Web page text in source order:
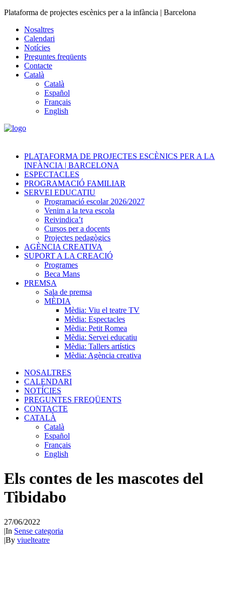
Plataforma de projectes escènics per a la infància | Barcelona
Nosaltres
Calendari
Notícies
Preguntes freqüents
Contacte
Català
Català
Español
Français
English
PLATAFORMA DE PROJECTES ESCÈNICS PER A LA
INFÀNCIA | BARCELONA
ESPECTACLES
PROGRAMACIÓ FAMILIAR
SERVEI EDUCATIU
Programació escolar 2026/2027
Venim a la teva escola
Reivindica’t
Cursos per a docents
Projectes pedagògics
AGÈNCIA CREATIVA
SUPORT A LA CREACIÓ
Programes
Beca Mans
PREMSA
Sala de premsa
MÈDIA
Mèdia: Viu el teatre TV
Mèdia: Espectacles
Mèdia: Petit Romea
Mèdia: Servei educatiu
Mèdia: Tallers artístics
Mèdia: Agència creativa
NOSALTRES
CALENDARI
NOTÍCIES
PREGUNTES FREQÜENTS
CONTACTE
CATALÀ
Català
Español
Français
English
Els contes de les mascotes del
Tibidabo
27/06/2022
|In Sense categoria
|By viuelteatre